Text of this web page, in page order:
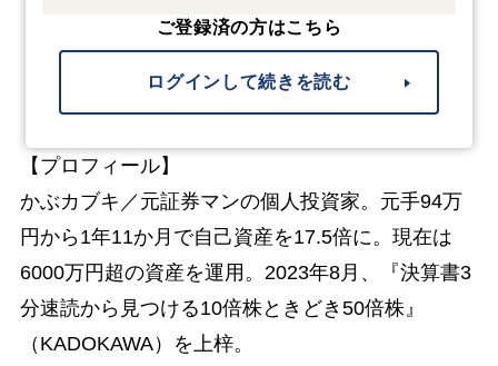
ご登録済の方はこちら
ログインして続きを読む
【プロフィール】
かぶカブキ／元証券マンの個人投資家。元手94万
円から1年11か月で自己資産を17.5倍に。現在は
6000万円超の資産を運用。2023年8月、『決算書3
分速読から見つける10倍株ときどき50倍株』
（KADOKAWA）を上梓。